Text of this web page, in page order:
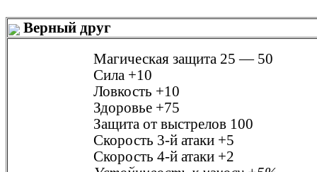
Верный друг
Магическая защита 25 — 50
Сила +10
Ловкость +10
Здоровье +75
Защита от выстрелов 100
Скорость 3-й атаки +5
Скорость 4-й атаки +2